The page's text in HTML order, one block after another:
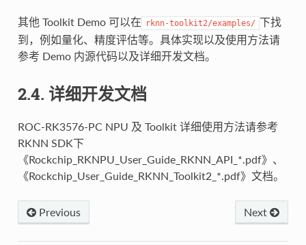
其他 Toolkit Demo 可以在 rknn-toolkit2/examples/ 下找
到，例如量化、精度评估等。具体实现以及使用方法请
参考 Demo 内源代码以及详细开发文档。
2.4. 详细开发文档
ROC-RK3576-PC NPU 及 Toolkit 详细使用方法请参考
RKNN SDK下
《Rockchip_RKNPU_User_Guide_RKNN_API_*.pdf》、
《Rockchip_User_Guide_RKNN_Toolkit2_*.pdf》文档。
Next
Previous